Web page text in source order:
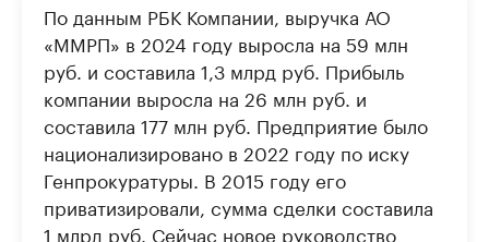
По данным РБК Компании, выручка АО
«ММРП» в 2024 году выросла на 59 млн
руб. и составила 1,3 млрд руб. Прибыль
компании выросла на 26 млн руб. и
составила 177 млн руб. Предприятие было
национализировано в 2022 году по иску
Генпрокуратуры. В 2015 году его
приватизировали, сумма сделки составила
1 млрд руб. Сейчас новое руководство